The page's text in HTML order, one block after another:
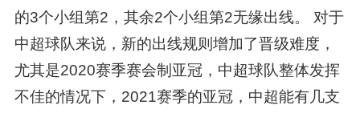
的3个小组第2，其余2个小组第2无缘出线。 对于
中超球队来说，新的出线规则增加了晋级难度，
尤其是2020赛季赛会制亚冠，中超球队整体发挥
不佳的情况下，2021赛季的亚冠，中超能有几支